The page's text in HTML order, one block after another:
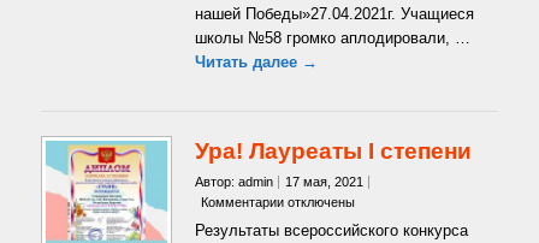
нашей Победы»27.04.2021г. Учащиеся
школы №58 громко аплодировали, …
Читать далее →
Ура! Лауреаты I степени
Автор: admin
17 мая, 2021
Комментариикотключены
Результаты всероссийского конкурса